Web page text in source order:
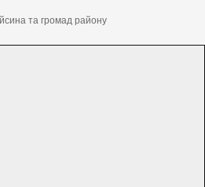
та громад району